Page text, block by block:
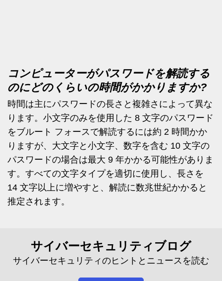
コンピューターがパスワードを解読する
のにどのくらいの時間がかかりますか?
時間は主にパスワードの長さと複雑さによって異な
ります。小文字のみを使用した 8 文字のパスワード
をブルート フォースで解読するには約 2 時間かか
りますが、大文字と小文字、数字を含む 10 文字の
パスワードの場合は最大 9 年かかる可能性がありま
す。すべての文字タイプを適切に使用し、長さを
14 文字以上に増やすと、解読に数兆世紀かかると
推定されます。
サイバーセキュリティブログ
サイバーセキュリティのヒントとニュースを読む